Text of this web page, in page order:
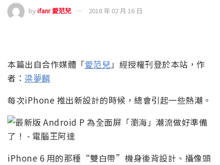
byifanr 愛范兒 2018 年 02 月 16 日
本篇出自合作媒體「愛范兒」經授權刊登於本站，作
者： 梁夢麟
每次iPhone 推出新設計的時候，總會引起一些熱潮。
iPhone 6 用的那種“雙白帶”機身後背設計、攝像頭